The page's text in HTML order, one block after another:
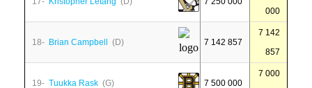
000
18- Brian Campbell (D) 7 142 857
7 142
857
19- Tuukka Rask (G) 7 500 000
7 000